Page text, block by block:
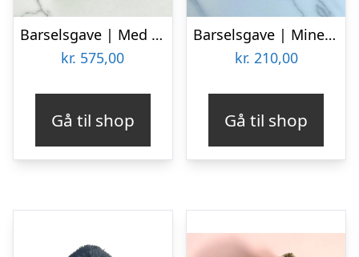
Barselsgave | Med varme futter og legetøj
kr. 575,00
Gå til shop
Barselsgave | Mine første ord
kr. 210,00
Gå til shop